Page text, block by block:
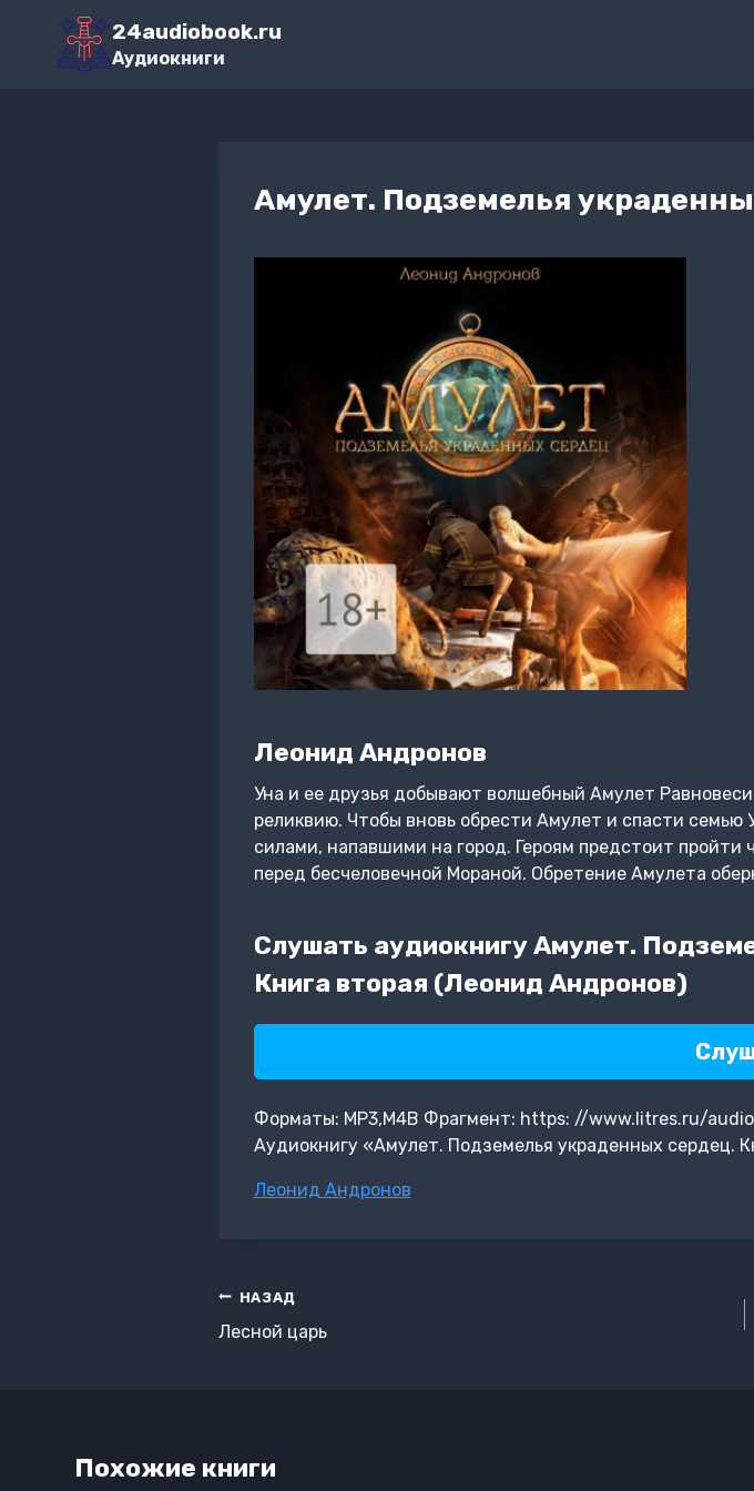
Перейти
содержимому
24audiobook.ru
Аудиокниги
Амулет. Подземелья
Леонид Андронов
Уна и ее друзья добывают волшебный Амулет
реликвию. Чтобы вновь обрести Амулет и спасти
силами, напавшими на город. Героям предстоит пройти
перед бесчеловечной Мораной. Обретение Амулета
Слушать аудиокнигу Амулет.
Книга вторая (Леонид Андронов)
Форматы: MP3,M4B Фрагмент: https: //www.litres.ru/
Аудиокнигу «Амулет. Подземелья украденных сердец.
Метки
Леонид Андронов
Навигация
по
НАЗАД
Лесной царь
Похожие книги